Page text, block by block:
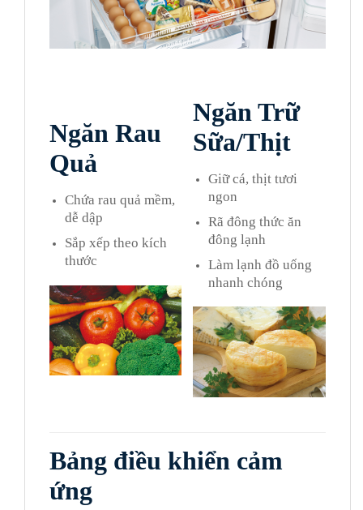
Ngăn Rau
Quả
Chứa rau quả mềm,
dễ dập
Sắp xếp theo kích
thước
Ngăn Trữ
Sữa/Thịt
Giữ cá, thịt tươi
ngon
Rã đông thức ăn
đông lạnh
Làm lạnh đồ uống
nhanh chóng
Bảng điều khiển cảm
ứng